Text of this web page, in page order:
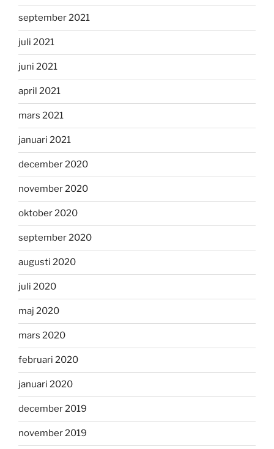
september 2021
juli 2021
juni 2021
april 2021
mars 2021
januari 2021
december 2020
november 2020
oktober 2020
september 2020
augusti 2020
juli 2020
maj 2020
mars 2020
februari 2020
januari 2020
december 2019
november 2019